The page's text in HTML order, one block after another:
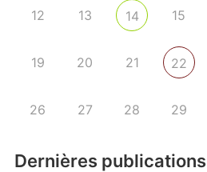
12 13 14 15
19 20 21 22
26 27 28 29
Dernières publications